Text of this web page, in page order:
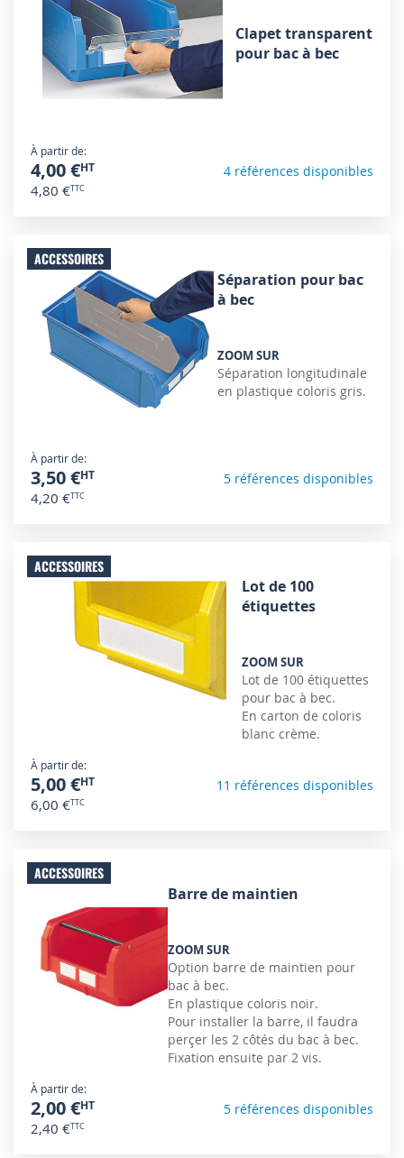
Clapet transparent
pour bac à bec
À partir de
4,00 €
4,80 €
4 références disponibles
ACCESSOIRES
Séparation pour bac
à bec
ZOOM SUR
Séparation longitudinale
en plastique coloris gris.
À partir de
3,50 €
4,20 €
5 références disponibles
ACCESSOIRES
Lot de 100
étiquettes
ZOOM SUR
Lot de 100 étiquettes
pour bac à bec.
En carton de coloris
blanc crème.
À partir de
5,00 €
6,00 €
11 références disponibles
ACCESSOIRES
Barre de maintien
ZOOM SUR
Option barre de maintien pour
bac à bec.
En plastique coloris noir.
Pour installer la barre, il faudra
perçer les 2 côtés du bac à bec.
Fixation ensuite par 2 vis.
À partir de
2,00 €
2,40 €
5 références disponibles